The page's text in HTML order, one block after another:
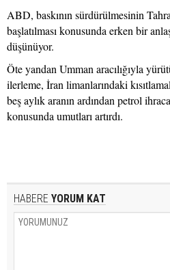
ABD, baskının sürdürülmesinin
başlatılması konusunda erken bir
düşünüyor.
Öte yandan Umman aracılığıyla
ilerleme, İran limanlarındaki
beş aylık aranın ardından petrol
konusunda umutları artırdı.
HABERE YORUM KAT